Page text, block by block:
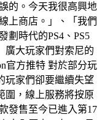
的。今天我很高興地
上商店。」、「我們
劃時代的PS4、PS5
廣大玩家們對索尼的
官方推特 對於部分玩
玩家們卻要繼續失望
圍，線上服務將按原
發售至今已進入第17